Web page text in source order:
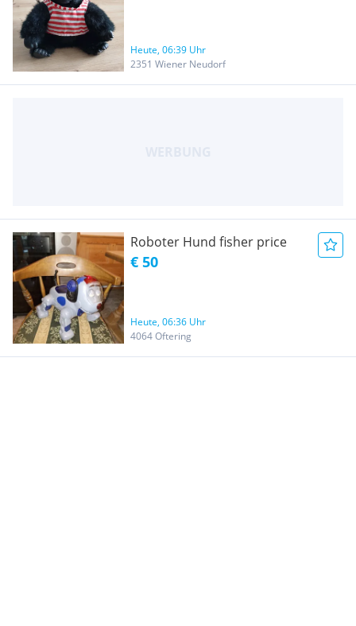
Heute, 06:39 Uhr
2351 Wiener Neudorf
Roboter Hund fisher price
€ 50
Heute, 06:36 Uhr
4064 Oftering